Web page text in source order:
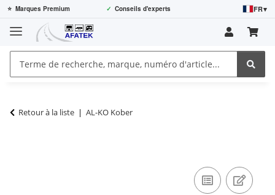
⭐ Marques Premium ✓ Conseils d'experts FR▾
Retour à la liste AL-KO Kober